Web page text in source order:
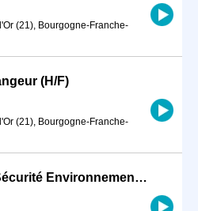
(21), Bourgogne-Franche-
(H/F)
(21), Bourgogne-Franche-
Technicien Hygiène Sécurité Environnement (HSE) - CDI - Saint-Amour - Jura (H/F)